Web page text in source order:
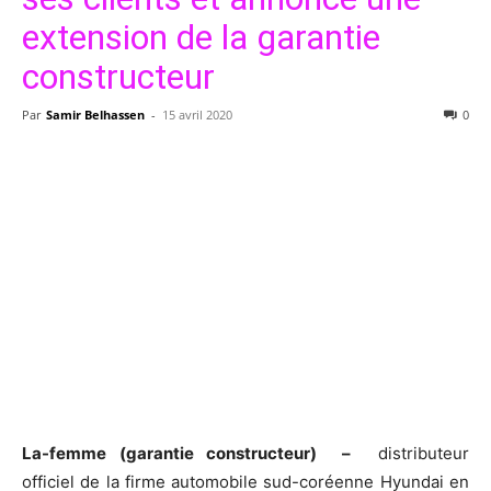
extension de la garantie
constructeur
Par Samir Belhassen - 15 avril 2020 0
La-femme (garantie constructeur) – distributeur
officiel de la firme automobile sud-coréenne Hyundai en